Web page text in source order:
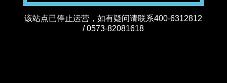
该站点已停止运营，如有疑问请联系400-6312812
/ 0573-82081618